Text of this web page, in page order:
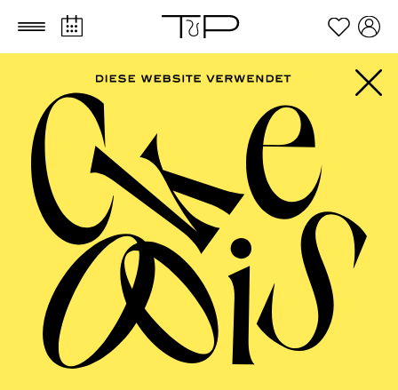
Zum Hauptinhalt springen Zum Footer springen
FILTER
JANUARY 2027
ESSENER PHILHARMONIKER
Friday
01.01.2027
18:00 - 19:30
Alfried Krupp Saal